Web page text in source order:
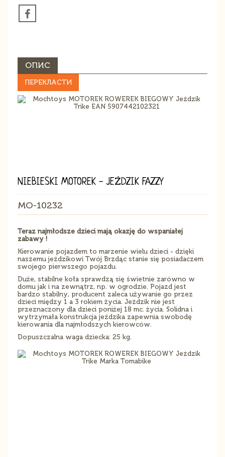
ОПИС
ПЕРЕКЛАСТИ
NIEBIESKI MOTOREK - JEŹDZIK FAZZY
MO-10232
Teraz najmłodsze dzieci mają okazję do wspaniałej
zabawy !
Kierowanie pojazdem to marzenie wielu dzieci - dzięki
naszemu jeździkowi Twój Brzdąc stanie się posiadaczem
swojego pierwszego pojazdu.
Duże, stabilne koła sprawdzą się świetnie zarówno w
domu jak i na zewnątrz, np. w ogrodzie. Pojazd jest
bardzo stabilny, producent zaleca używanie go przez
dzieci między 1 a 3 rokiem życia. Jeździk nie jest
przeznaczony dla dzieci poniżej 18 mc. życia. Solidna i
wytrzymała konstrukcja jeździka zapewnia swobodę
kierowania dla najmłodszych kierowców.
Dopuszczalna waga dziecka: 25 kg.